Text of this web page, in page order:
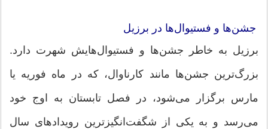
جشن‌ها و فستیوال‌ها در برزیل
برزیل به خاطر جشن‌ها و فستیوال‌هایش شهرت دارد.
بزرگ‌ترین جشن‌ها مانند کارناوال، که در ماه فوریه یا
مارس برگزار می‌شود، در فصل تابستان به اوج خود
می‌رسد و به یکی از شگفت‌انگیزترین رویدادهای سال